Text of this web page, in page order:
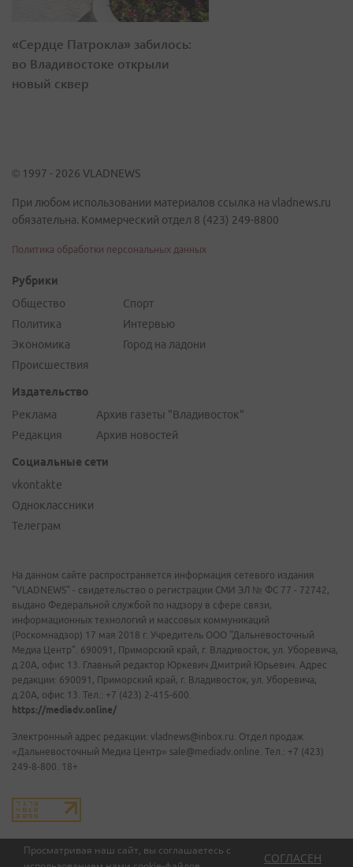
Просматривая наш сайт, вы соглашаетесь с
СОГЛАСЕН
«Сердце Патрокла» забилось:
во Владивостоке открыли
новый сквер
© 1997 - 2026 VLADNEWS
При любом использовании материалов ссылка на vladnews.ru
обязательна. Коммерческий отдел 8 (423) 249-8800
Политика обработки персональных данных
Рубрики
Общество
Политика
Экономика
Происшествия
Спорт
Интервью
Город на ладони
Издательство
Реклама
Редакция
Архив газеты "Владивосток"
Архив новостей
Социальные сети
vkontakte
Одноклассники
Телеграм
На данном сайте распространяется информация сетевого издания
"VLADNEWS" - свидетельство о регистрации СМИ ЭЛ № ФС 77 - 72742,
выдано Федеральной службой по надзору в сфере связи,
информационных технологий и массовых коммуникаций
(Роскомнадзор) 17 мая 2018 г. Учредитель ООО "Дальневосточный
Медиа Центр". 690091, Приморский край, г. Владивосток, ул. Уборевича,
д.20А, офис 13. Главный редактор Юркевич Дмитрий Юрьевич. Адрес
редакции: 690091, Приморский край, г. Владивосток, ул. Уборевича,
д.20А, офис 13. Тел.: +7 (423) 2-415-600.
https://mediadv.online/
Электронный адрес редакции: vladnews@inbox.ru. Отдел продаж
«Дальневосточный Медиа Центр» sale@mediadv.online. Тел.: +7 (423)
249-8-800. 18+